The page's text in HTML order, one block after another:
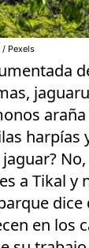
/ Pexels
harpías
a Tikal y
en los